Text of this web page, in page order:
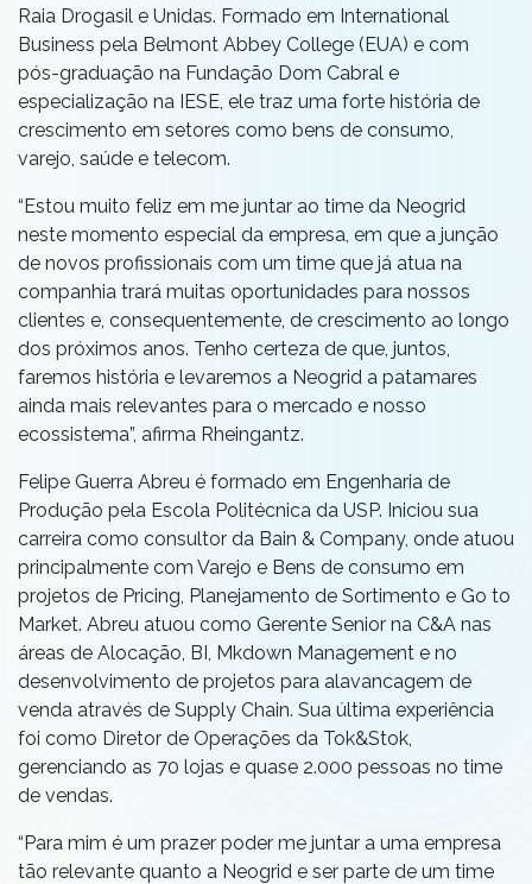
Raia Drogasil e Unidas. Formado em International
Business pela Belmont Abbey College (EUA) e com
pós-graduação na Fundação Dom Cabral e
especialização na IESE, ele traz uma forte história de
crescimento em setores como bens de consumo,
varejo, saúde e telecom.
“Estou muito feliz em me juntar ao time da Neogrid
neste momento especial da empresa, em que a junção
de novos profissionais com um time que já atua na
companhia trará muitas oportunidades para nossos
clientes e, consequentemente, de crescimento ao longo
dos próximos anos. Tenho certeza de que, juntos,
faremos história e levaremos a Neogrid a patamares
ainda mais relevantes para o mercado e nosso
ecossistema”, afirma Rheingantz.
Felipe Guerra Abreu é formado em Engenharia de
Produção pela Escola Politécnica da USP. Iniciou sua
carreira como consultor da Bain & Company, onde atuou
principalmente com Varejo e Bens de consumo em
projetos de Pricing, Planejamento de Sortimento e Go to
Market. Abreu atuou como Gerente Senior na C&A nas
áreas de Alocação, BI, Mkdown Management e no
desenvolvimento de projetos para alavancagem de
venda através de Supply Chain. Sua última experiência
foi como Diretor de Operações da Tok&Stok,
gerenciando as 70 lojas e quase 2.000 pessoas no time
de vendas.
“Para mim é um prazer poder me juntar a uma empresa
tão relevante quanto a Neogrid e ser parte de um time